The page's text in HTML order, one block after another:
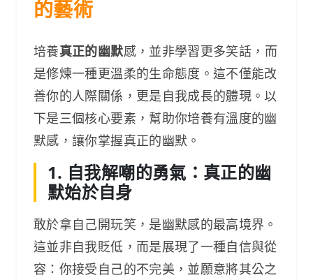
的藝術
培養真正的幽默感，並非學習更多笑話，而
是修煉一種更溫柔的生命態度。這不僅能改
善你的人際關係，更是自我成長的體現。以
下是三個核心要素，幫助你培養有溫度的幽
默感，讓你掌握真正的幽默。
1. 自我解嘲的勇氣：真正的幽
默始於自身
敢於拿自己開玩笑，是幽默感的最高境界。
這並非自我貶低，而是展現了一種自信與從
容：你接受自己的不完美，並願意將其公之